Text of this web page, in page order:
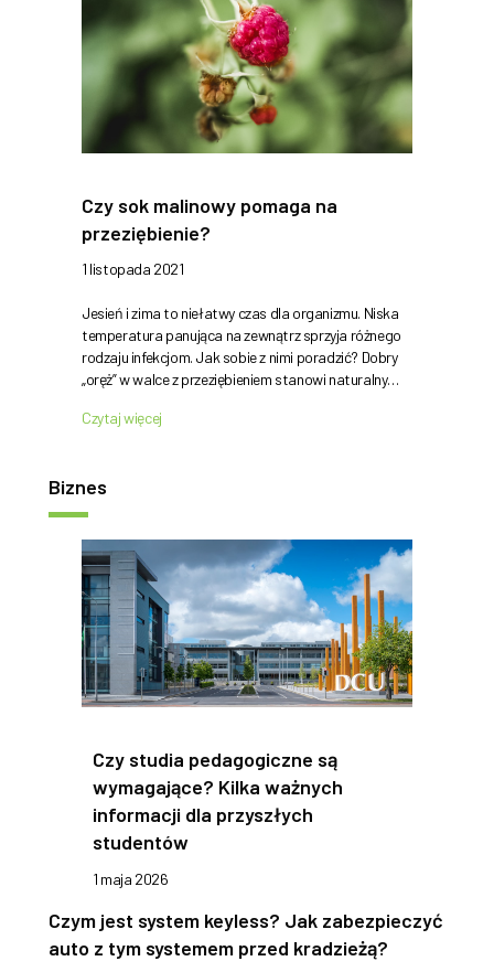
Czy sok malinowy pomaga na
przeziębienie?
1 listopada 2021
Jesień i zima to niełatwy czas dla organizmu. Niska
temperatura panująca na zewnątrz sprzyja różnego
rodzaju infekcjom. Jak sobie z nimi poradzić? Dobry
„oręż” w walce z przeziębieniem stanowi naturalny…
Czytaj więcej
Biznes
Czy studia pedagogiczne są
wymagające? Kilka ważnych
informacji dla przyszłych
studentów
1 maja 2026
Czym jest system keyless? Jak zabezpieczyć
auto z tym systemem przed kradzieżą?